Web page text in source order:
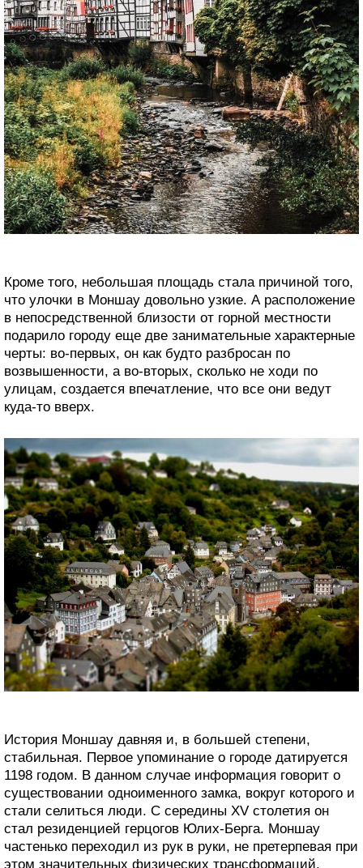
Кроме того, небольшая площадь стала причиной того,
что улочки в Моншау довольно узкие. А расположение
в непосредственной близости от горной местности
подарило городу еще две занимательные характерные
черты: во-первых, он как будто разбросан по
возвышенности, а во-вторых, сколько не ходи по
улицам, создается впечатление, что все они ведут
куда-то вверх.
История Моншау давняя и, в большей степени,
стабильная. Первое упоминание о городе датируется
1198 годом. В данном случае информация говорит о
существовании одноименного замка, вокруг которого и
стали селиться люди. С середины XV столетия он
стал резиденцией герцогов Юлих-Берга. Моншау
частенько переходил из рук в руки, не претерпевая при
этом значительных физических трансформаций.